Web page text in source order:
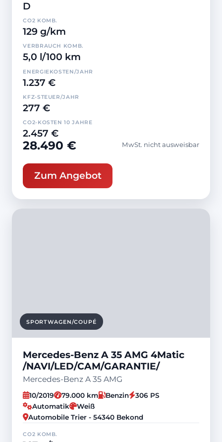
D
CO2 KOMB.
129 g/km
VERBRAUCH KOMB.
5,0 l/100 km
ENERGIEKOSTEN/JAHR
1.237 €
KFZ-STEUER/JAHR
277 €
CO2-KOSTEN 10 JAHRE
2.457 €
28.490 € MwSt. nicht ausweisbar
Zum Angebot
SPORTWAGEN/COUPÉ
Mercedes-Benz A 35 AMG 4Matic
/NAVI/LED/CAM/GARANTIE/
Mercedes-Benz A 35 AMG
10/2019 79.000 km Benzin
306 PS
Automatik
Weiß
Automobile Trier - 54340 Bekond
CO2 KOMB.